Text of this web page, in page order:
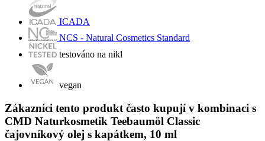
ICADA
NCS - Natural Cosmetics Standard
testováno na nikl
vegan
Zákazníci tento produkt často kupují v kombinaci s
CMD Naturkosmetik Teebaumöl Classic
čajovníkový olej s kapátkem, 10 ml